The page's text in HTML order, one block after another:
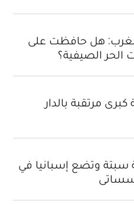
هل حافظت على
الصيفية؟
مرتقبة بالدار
سبتة وتضع إسبانيا في